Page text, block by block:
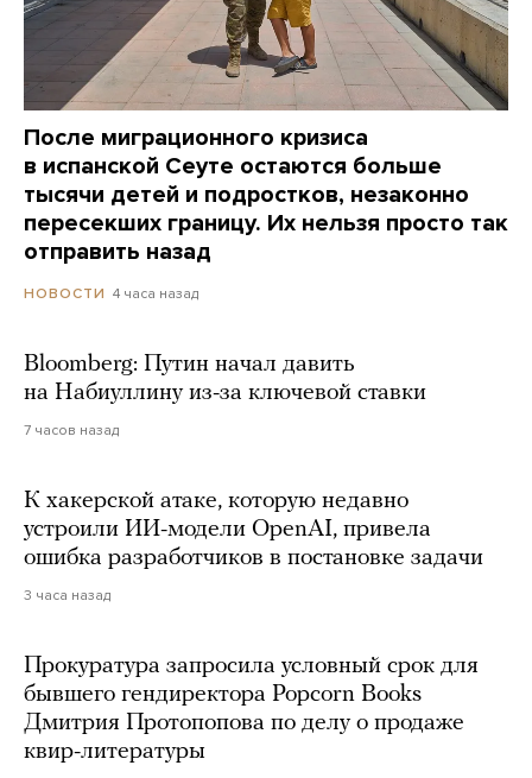
После миграционного кризиса
в испанской Сеуте остаются больше
тысячи детей и подростков, незаконно
пересекших границу. Их нельзя просто так
отправить назад
НОВОСТИ 4 часа назад
Bloomberg: Путин начал давить
на Набиуллину из-за ключевой ставки
7 часов назад
К хакерской атаке, которую недавно
устроили ИИ-модели OpenAI, привела
ошибка разработчиков в постановке задачи
3 часа назад
Прокуратура запросила условный срок для
бывшего гендиректора Popcorn Books
Дмитрия Протопопова по делу о продаже
квир-литературы